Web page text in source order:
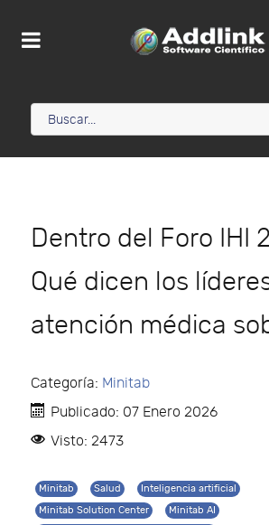
Dentro del Foro IHI
Qué dicen los
atención médica
Categoría: Minitab
Publicado: 07 Enero 2026
Visto: 2473
Minitab Salud
Inteligencia artificial
Minitab Solution Center
Minitab AI